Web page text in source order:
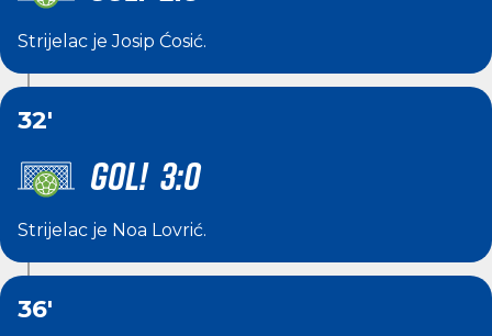
Strijelac jeJosip Ćosić.
32'
GOL! 3:0
Strijelac je Noa Lovrić.
36'